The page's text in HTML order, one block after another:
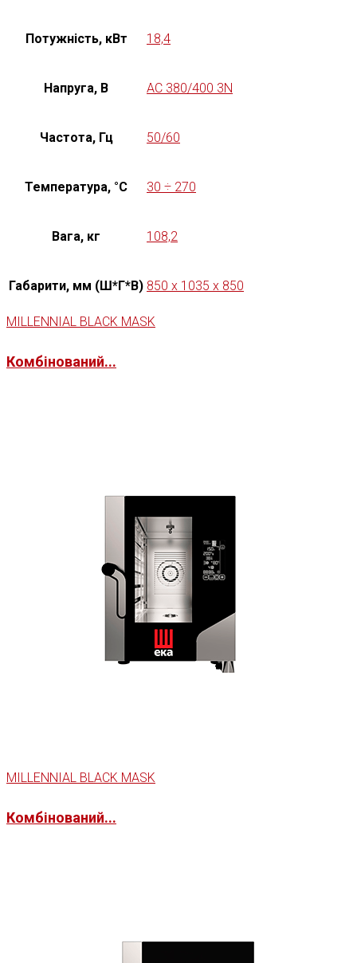
Потужність, кВт 18,4
Напруга, В AC 380/400 3N
Частота, Гц 50/60
Температура, °C 30 ÷ 270
Вага, кг 108,2
Габарити, мм (Ш*Г*В) 850 x 1035 x 850
MILLENNIAL BLACK MASK
Комбінований...
MILLENNIAL BLACK MASK
Комбінований...